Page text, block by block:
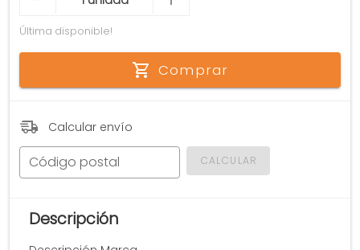
Última disponible!
Comprar
Calcular envío
Código postal CALCULAR
Descripción